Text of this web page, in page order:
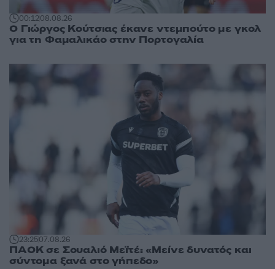
00:1208.08.26
Ο Γιώργος Κούτσιας έκανε ντεμπούτο με γκολ
για τη Φαμαλικάο στην Πορτογαλία
23:2507.08.26
ΠΑΟΚ σε Σουαλιό Μεϊτέ: «Μείνε δυνατός και
σύντομα ξανά στο γήπεδο»